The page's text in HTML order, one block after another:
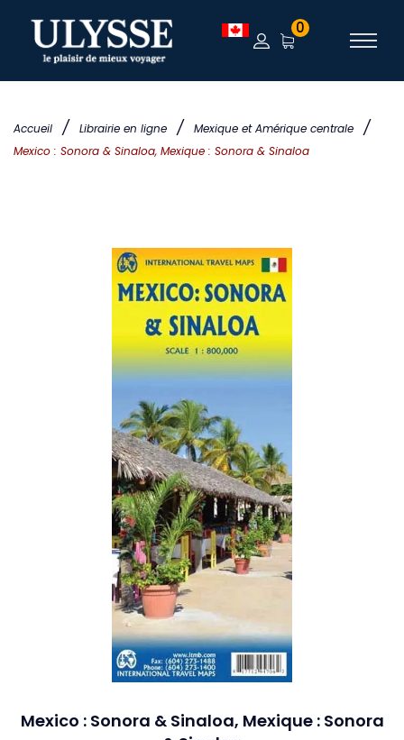
Accueil / Librairie en ligne / Mexique et Amérique centrale /
Mexico : Sonora & Sinaloa, Mexique : Sonora & Sinaloa
0
Mexico : Sonora & Sinaloa, Mexique : Sonora